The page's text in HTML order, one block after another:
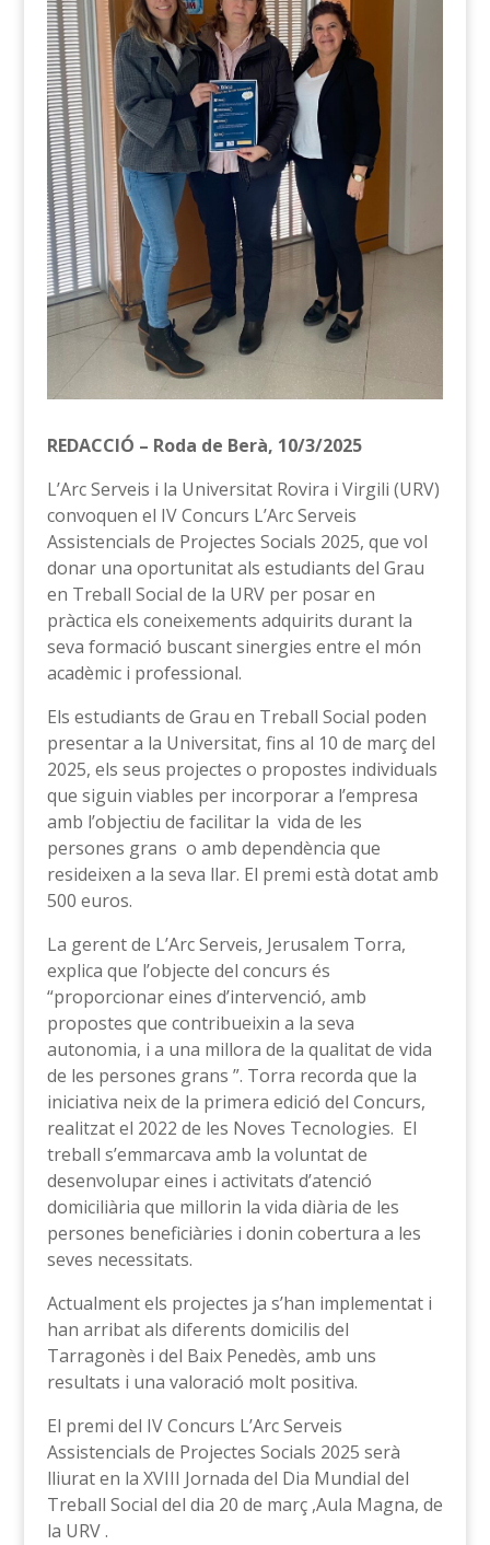
REDACCIÓ – Roda de Berà, 10/3/2025
L’Arc Serveis i la Universitat Rovira i Virgili (URV)
convoquen el IV Concurs L’Arc Serveis
Assistencials de Projectes Socials 2025, que vol
donar una oportunitat als estudiants del Grau
en Treball Social de la URV per posar en
pràctica els coneixements adquirits durant la
seva formació buscant sinergies entre el món
acadèmic i professional.
Els estudiants de Grau en Treball Social poden
presentar a la Universitat, fins al 10 de març del
2025, els seus projectes o propostes individuals
que siguin viables per incorporar a l’empresa
amb l’objectiu de facilitar la vida de les
persones grans o amb dependència que
resideixen a la seva llar. El premi està dotat amb
500 euros.
La gerent de L’Arc Serveis, Jerusalem Torra,
explica que l’objecte del concurs és
“proporcionar eines d’intervenció, amb
propostes que contribueixin a la seva
autonomia, i a una millora de la qualitat de vida
de les persones grans ”. Torra recorda que la
iniciativa neix de la primera edició del Concurs,
realitzat el 2022 de les Noves Tecnologies. El
treball s’emmarcava amb la voluntat de
desenvolupar eines i activitats d’atenció
domiciliària que millorin la vida diària de les
persones beneficiàries i donin cobertura a les
seves necessitats.
Actualment els projectes ja s’han implementat i
han arribat als diferents domicilis del
Tarragonès i del Baix Penedès, amb uns
resultats i una valoració molt positiva.
El premi del IV Concurs L’Arc Serveis
Assistencials de Projectes Socials 2025 serà
lliurat en la XVIII Jornada del Dia Mundial del
Treball Social del dia 20 de març ,Aula Magna, de
la URV .